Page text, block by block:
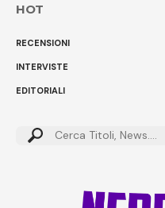
HOT
RECENSIONI
INTERVISTE
EDITORIALI
Cerca: